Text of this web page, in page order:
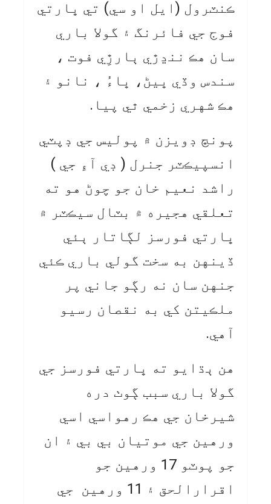
ڪنٽرول (ايل او سي) تي ڀارتي
فوج جي فائرنگ ۽ گولا باري
سان هڪ ننڍڙي ٻارڙِي فوت ،
سندس وڏي ڀيڻ، ڀاءُ ، نانو ۽
هڪ شهري زخمي ٿي پيا.
پونڇ ڊويزن ۾ پوليس جي ڊپٽي
انسپيڪٽر جنرل ( ڊي آءِ جي )
راشد نعيم خان جو چوڻ هو ته
تعلقي هجيره ۾ بٽال سيڪٽر ۾
ڀارتي فورسز لڳاتار ٻئي
ڏينهن به سخت گولي باري ڪئي
جنهن سان نه رڳو جاني پر
ملڪيتن کي به نقصان رسيو
آهي.
هن ٻڌايو ته ڀارتي فورسز جي
گولا باري سبب ڳوٺ دره
شيرخان جي هڪ رهواسي اسي
ورهين جي موتيان بي بي ۽ ان
جو پوٽو 17 ورهين جو
اقرارالحق ۽ 11 ورهين جي